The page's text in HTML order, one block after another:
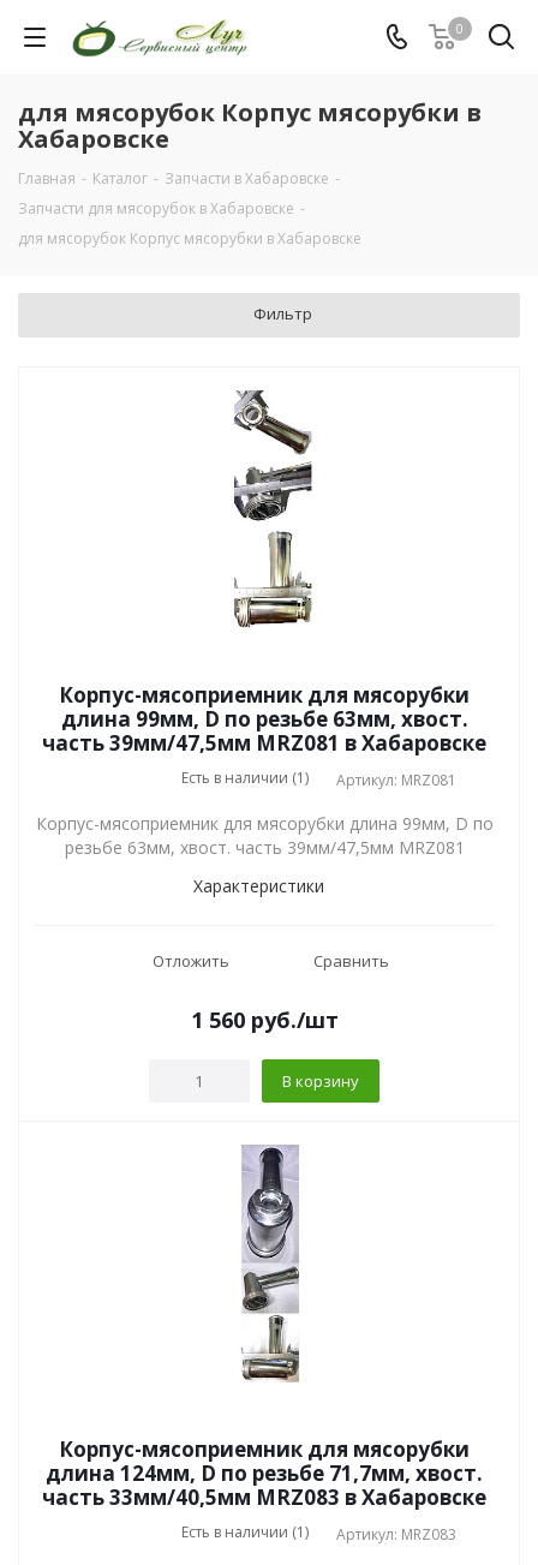
0
для мясорубок Корпус мясорубки в
Хабаровске
Главная - Каталог - Запчасти в Хабаровске -
Запчасти для мясорубок в Хабаровске -
для мясорубок Корпус мясорубки в Хабаровске
Фильтр
Корпус-мясоприемник для мясорубки
длина 99мм, D по резьбе 63мм, хвост.
часть 39мм/47,5мм MRZ081 в Хабаровске
Есть в наличии (1) Артикул: MRZ081
Корпус-мясоприемник для мясорубки длина 99мм, D по
резьбе 63мм, хвост. часть 39мм/47,5мм MRZ081
Характеристики
Отложить Сравнить
1 560 руб./шт
В корзину
Корпус-мясоприемник для мясорубки
длина 124мм, D по резьбе 71,7мм, хвост.
часть 33мм/40,5мм MRZ083 в Хабаровске
Есть в наличии (1) Артикул: MRZ083